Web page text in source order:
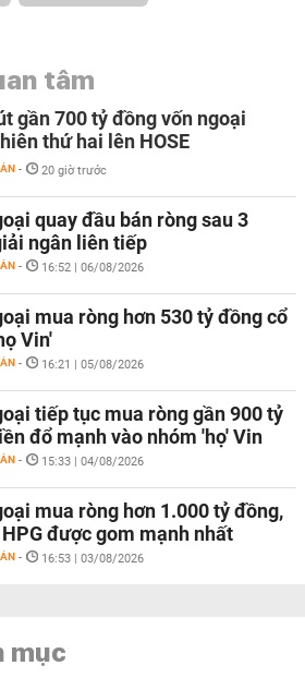
tâm
gần 700 tỷ đồng vốn ngoại
thứ hai lên HOSE
- 20 giờ trước
quay đầu bán ròng sau 3
ngân liên tiếp
- 16:52 | 06/08/2026
mua ròng hơn 530 tỷ đồng cổ
Vin'
- 16:21 | 05/08/2026
tiếp tục mua ròng gần 900 tỷ
đổ mạnh vào nhóm 'họ' Vin
- 15:33 | 04/08/2026
mua ròng hơn 1.000 tỷ đồng,
HPG được gom mạnh nhất
- 16:53 | 03/08/2026
mục